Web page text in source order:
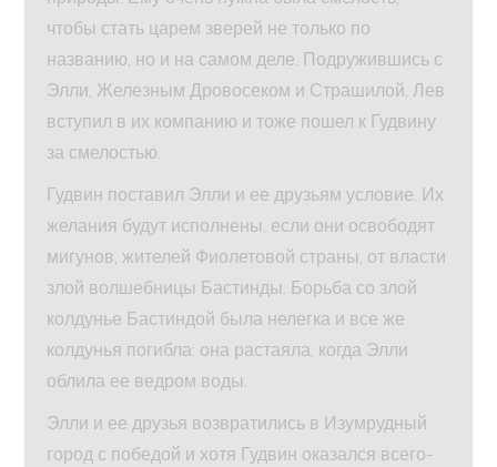
чтобы стать царем зверей не только по
названию, но и на самом деле. Подружившись с
Элли, Железным Дровосеком и Страшилой, Лев
вступил в их компанию и тоже пошел к Гудвину
за смелостью.
Гудвин поставил Элли и ее друзьям условие. Их
желания будут исполнены, если они освободят
мигунов, жителей Фиолетовой страны, от власти
злой волшебницы Бастинды. Борьба со злой
колдунье Бастиндой была нелегка и все же
колдунья погибла: она растаяла, когда Элли
облила ее ведром воды.
Элли и ее друзья возвратились в Изумрудный
город с победой и хотя Гудвин оказался всего-